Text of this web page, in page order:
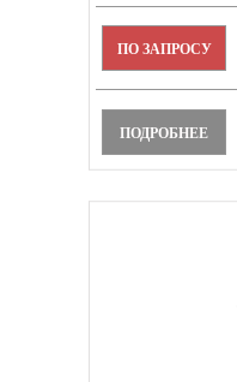
ПО ЗАПРОСУ
ПОДРОБНЕЕ